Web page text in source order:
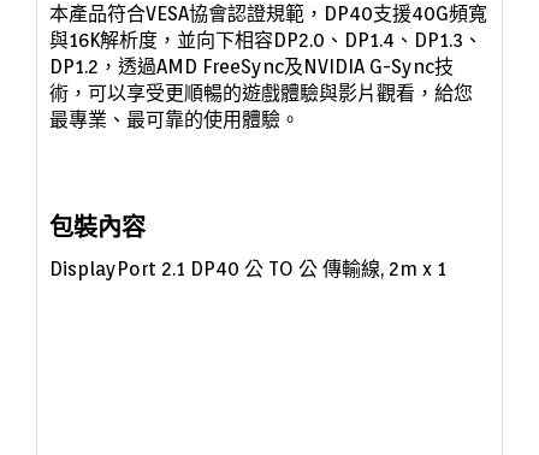
本產品符合VESA協會認證規範， DP40支援40G頻寬
與16K解析度，並向下相容DP2.0、DP1.4 、DP1.3 、
DP1.2， 透過AMD FreeSync及NVIDIA G-Sync技
術，可以享受更順暢的遊戲體驗與影片觀看，給您
最專業、最可靠的使用體驗。
包裝內容
DisplayPort 2.1 DP40 公 TO 公 傳輸線, 2m x 1